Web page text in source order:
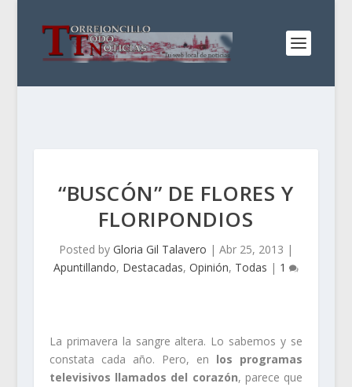
“BUSCÓN” DE FLORES Y
FLORIPONDIOS
Posted by Gloria Gil Talavero | Abr 25, 2013 |
Apuntillando, Destacadas, Opinión, Todas | 1
La primavera la sangre altera. Lo sabemos y se
constata cada año. Pero, en los programas
televisivos llamados del corazón, parece que